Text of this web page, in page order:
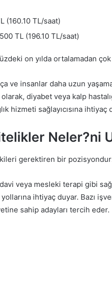
(160.10 TL/saat)
TL (196.10 TL/saat)
on yılda ortalamadan
ve insanlar daha uzun
diyabet veya kalp
hizmeti sağlayıcısına ihtiyaç
Neler?ni
gerektiren bir
veya mesleki terapi gibi
ihtiyaç duyar. Bazı
sahip adayları tercih eder.